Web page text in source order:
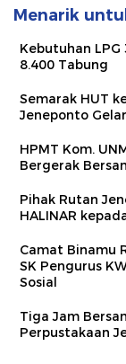
Menarik
Kebutuhan
8.400 Tabung
Semarak HUT
Jeneponto
HPMT Kom.
Bergerak
Pihak Rutan
HALINAR
Camat Binamu
SK Pengurus
Sosial
Tiga Jam
Perpustakaan